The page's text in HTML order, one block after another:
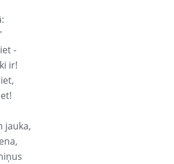
-
ir!
jauka,